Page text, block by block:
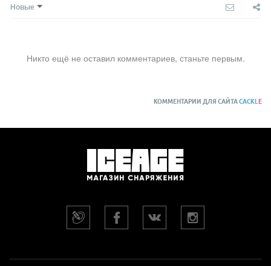
Новые
Никто ещё не оставил комментариев, станьте первым.
КОММЕНТАРИИ ДЛЯ САЙТАCACKL E